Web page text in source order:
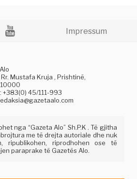
Impressum
Mustafa Kruja , Prishtinë,
+383(0) 45/111-993
nga “Gazeta Alo” Sh.P.K . Të gjitha
me të drejta autoriale dhe nuk
ripublikohen, riprodhohen ose të
paraprake të Gazetës Alo.